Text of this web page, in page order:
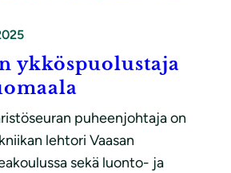
ykköspuolustaja
puheenjohtaja on
lehtori Vaasan
sekä luonto- ja